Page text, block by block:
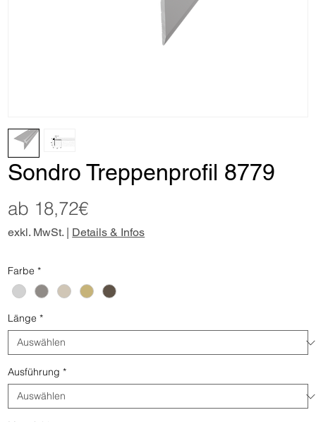
Sondro Treppenprofil 8779
ab 18,72€Sale-
Preis
exkl. MwSt. | Details & Infos
Farbe *
Länge *
Ausführung *